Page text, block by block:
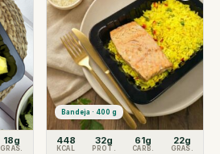
18g
GRAS.
Bandeja · 400 g
448
KCAL
32g
PROT.
61g
CARB.
22g
GRAS.